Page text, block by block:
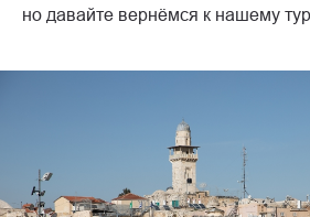
но давайте вернёмся к нашему